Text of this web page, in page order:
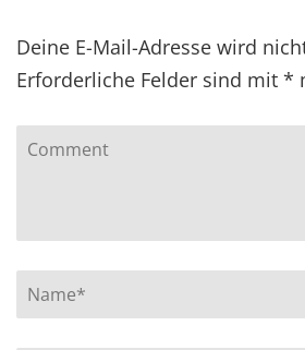
Deine E-Mail-Adresse wird
Erforderliche Felder sind mit *
Comment
Name*